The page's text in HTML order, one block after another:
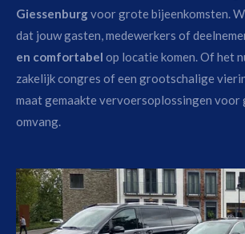
Giessenburgvoor grote bijeenkomsten.
dat jouw gasten, medewerkers of
en comfortabel op locatie komen. Of het
zakelijk congres of een grootschalige
maat gemaakte vervoersoplossingen voor
omvang.